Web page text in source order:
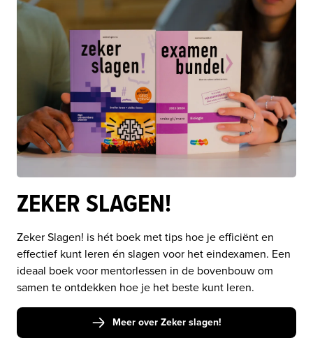
ZEKER SLAGEN!
Zeker Slagen! is hét boek met tips hoe je efficiënt en
effectief kunt leren én slagen voor het eindexamen. Een
ideaal boek voor mentorlessen in de bovenbouw om
samen te ontdekken hoe je het beste kunt leren.
Meer over Zeker slagen!